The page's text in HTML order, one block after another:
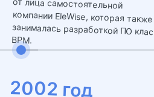
2002 год
BPM.